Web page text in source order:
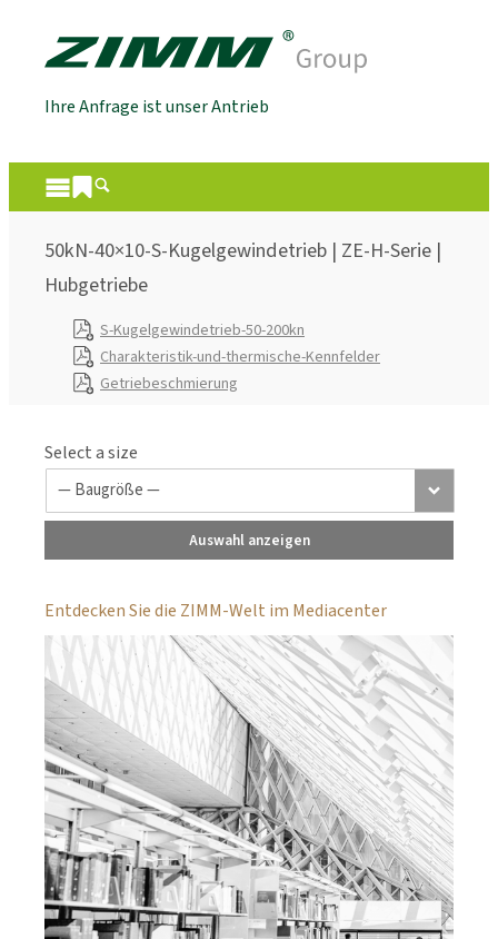
Ihre Anfrage ist unser Antrieb
50kN-40×10-S-Kugelgewindetrieb | ZE-H-Serie |
Hubgetriebe
S-Kugelgewindetrieb-50-200kn
Charakteristik-und-thermische-Kennfelder
Getriebeschmierung
Select a size
Auswahl anzeigen
Entdecken Sie die ZIMM-Welt im Mediacenter